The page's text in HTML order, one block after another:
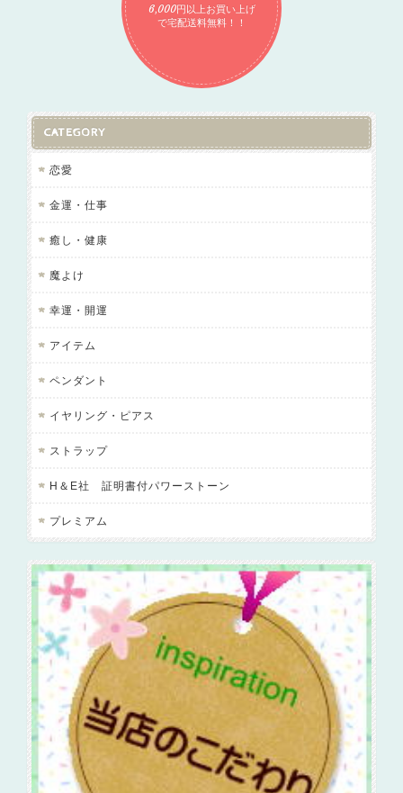
6,000円以上お買い上げ
で宅配送料無料！！
CATEGORY
恋愛
金運・仕事
癒し・健康
魔よけ
幸運・開運
アイテム
ペンダント
イヤリング・ピアス
ストラップ
H＆E社 証明書付パワーストーン
プレミアム